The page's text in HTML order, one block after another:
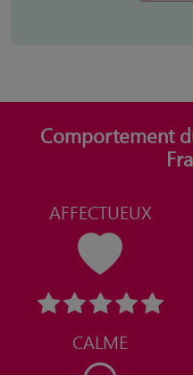
Comportement
AFFECTUEUX
CALME